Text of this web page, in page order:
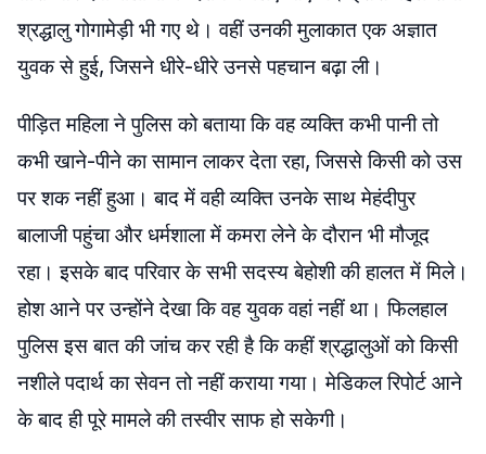
श्रद्धालु गोगामेड़ी भी गए थे। वहीं उनकी मुलाकात एक अज्ञात
युवक से हुई, जिसने धीरे-धीरे उनसे पहचान बढ़ा ली।
पीड़ित महिला ने पुलिस को बताया कि वह व्यक्ति कभी पानी तो
कभी खाने-पीने का सामान लाकर देता रहा, जिससे किसी को उस
पर शक नहीं हुआ। बाद में वही व्यक्ति उनके साथ मेहंदीपुर
बालाजी पहुंचा और धर्मशाला में कमरा लेने के दौरान भी मौजूद
रहा। इसके बाद परिवार के सभी सदस्य बेहोशी की हालत में मिले।
होश आने पर उन्होंने देखा कि वह युवक वहां नहीं था। फिलहाल
पुलिस इस बात की जांच कर रही है कि कहीं श्रद्धालुओं को किसी
नशीले पदार्थ का सेवन तो नहीं कराया गया। मेडिकल रिपोर्ट आने
के बाद ही पूरे मामले की तस्वीर साफ हो सकेगी।